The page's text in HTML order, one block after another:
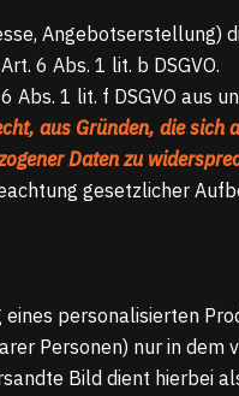
Angebotserstellung)
6 Abs. 1 lit. b DSGVO.
1 lit. f DSGVO aus
aus Gründen, die sich
Daten zu
gesetzlicher
personalisierten
Personen) nur in dem
Bild dient hierbei